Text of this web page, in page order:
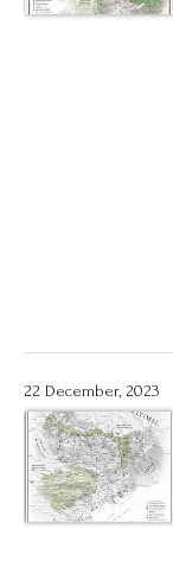
22 December, 2023